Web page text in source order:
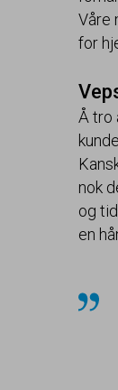
Våre
for
Å tro
nok
og
en